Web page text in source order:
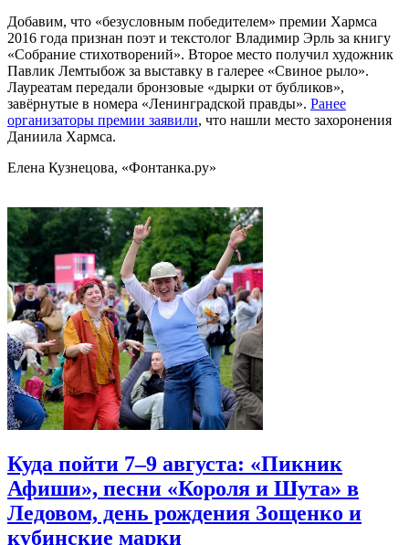
Добавим, что «безусловным победителем» премии Хармса
2016 года признан поэт и текстолог Владимир Эрль за книгу
«Собрание стихотворений». Второе место получил художник
Павлик Лемтыбож за выставку в галерее «Свиное рыло».
Лауреатам передали бронзовые «дырки от бубликов»,
завёрнутые в номера «Ленинградской правды». Ранее
организаторы премии заявили, что нашли место захоронения
Даниила Хармса.
Елена Кузнецова, «Фонтанка.ру»
Куда пойти 7–9 августа: «Пикник
Афиши», песни «Короля и Шута» в
Ледовом, день рождения Зощенко и
кубинские марки